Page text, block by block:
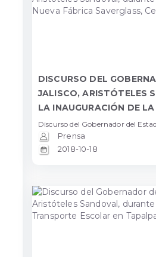
DISCURSO DEL
JALISCO, ARISTÓTELES
LA INAUGURACIÓN DE LA
Discurso del Gobernador del
Prensa
2018-10-18